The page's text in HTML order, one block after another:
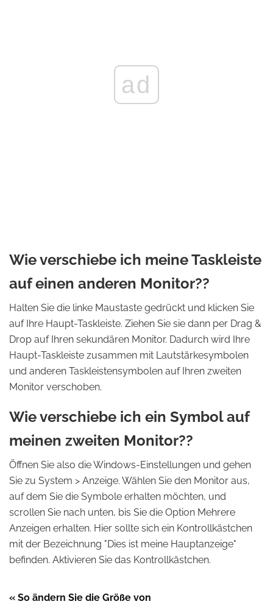
ad
Wie verschiebe ich meine Taskleiste
auf einen anderen Monitor??
Halten Sie die linke Maustaste gedrückt und klicken Sie
auf Ihre Haupt-Taskleiste. Ziehen Sie sie dann per Drag &
Drop auf Ihren sekundären Monitor. Dadurch wird Ihre
Haupt-Taskleiste zusammen mit Lautstärkesymbolen
und anderen Taskleistensymbolen auf Ihren zweiten
Monitor verschoben.
Wie verschiebe ich ein Symbol auf
meinen zweiten Monitor??
Öffnen Sie also die Windows-Einstellungen und gehen
Sie zu System > Anzeige. Wählen Sie den Monitor aus,
auf dem Sie die Symbole erhalten möchten, und
scrollen Sie nach unten, bis Sie die Option Mehrere
Anzeigen erhalten. Hier sollte sich ein Kontrollkästchen
mit der Bezeichnung "Dies ist meine Hauptanzeige"
befinden. Aktivieren Sie das Kontrollkästchen.
« So ändern Sie die Größe von